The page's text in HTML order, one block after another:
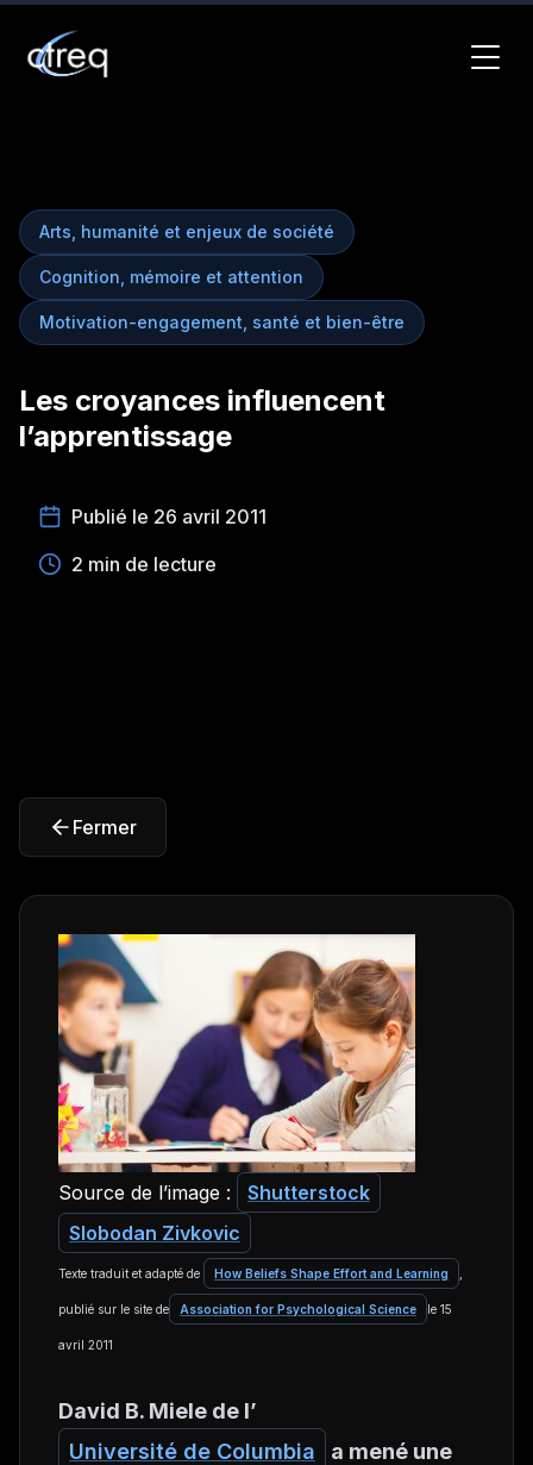
Arts, humanité et enjeux de société
Cognition, mémoire et attention
Motivation-engagement, santé et bien-être
Les croyances influencent
l’apprentissage
Publié le 26 avril 2011
2 min de lecture
Fermer
Source de l’image :
Shutterstock
Slobodan Zivkovic
Texte traduit et adapté de How Beliefs Shape Effort and Learning
publié sur le site de Association for Psychological Science le 15
avril 2011
David B. Miele de l’
Université de Columbia
a mené une